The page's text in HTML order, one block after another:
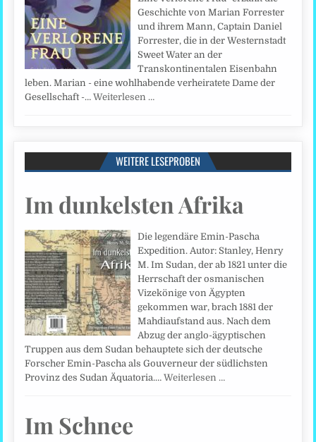
Geschichte von Marian Forrester
und ihrem Mann, Captain Daniel
Forrester, die in der Westernstadt
Sweet Water an der
Transkontinentalen Eisenbahn
leben. Marian - eine wohlhabende verheiratete Dame der
Gesellschaft -…Weiterlesen …
WEITERE LESEPROBEN
Im dunkelsten Afrika
Die legendäre Emin-Pascha
Expedition. Autor: Stanley, Henry
M. Im Sudan, der ab 1821 unter die
Herrschaft der osmanischen
Vizekönige von Ägypten
gekommen war, brach 1881 der
Mahdiaufstand aus. Nach dem
Abzug der anglo-ägyptischen
Truppen aus dem Sudan behauptete sich der deutsche
Forscher Emin-Pascha als Gouverneur der südlichsten
Provinz des Sudan Äquatoria.…Weiterlesen …
Im Schnee